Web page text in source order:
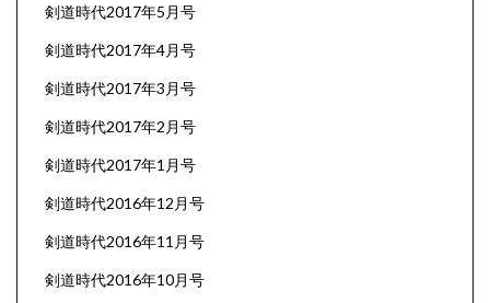
剣道時代2017年5月号
剣道時代2017年4月号
剣道時代2017年3月号
剣道時代2017年2月号
剣道時代2017年1月号
剣道時代2016年12月号
剣道時代2016年11月号
剣道時代2016年10月号